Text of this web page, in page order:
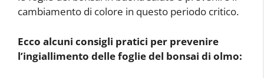
cambiamento di colore in questo periodo critico.
Ecco alcuni consigli pratici per prevenire
l’ingiallimento delle foglie del bonsai di olmo: